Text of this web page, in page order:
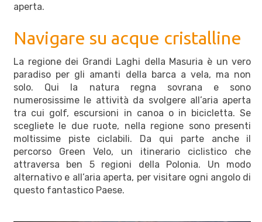
aperta.
Navigare su acque cristalline
La regione dei Grandi Laghi della Masuria è un vero
paradiso per gli amanti della barca a vela, ma non
solo. Qui la natura regna sovrana e sono
numerosissime le attività da svolgere all’aria aperta
tra cui golf, escursioni in canoa o in bicicletta. Se
scegliete le due ruote, nella regione sono presenti
moltissime piste ciclabili. Da qui parte anche il
percorso Green Velo, un itinerario ciclistico che
attraversa ben 5 regioni della Polonia. Un modo
alternativo e all’aria aperta, per visitare ogni angolo di
questo fantastico Paese.